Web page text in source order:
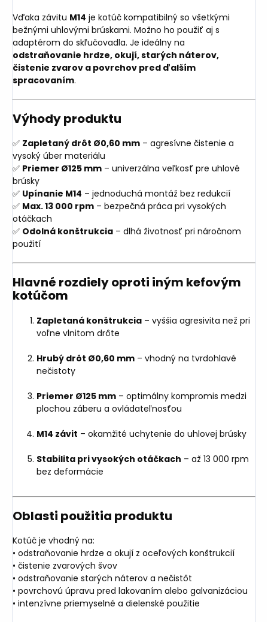
Vďaka závitu M14 je kotúč kompatibilný so všetkými
bežnými uhlovými brúskami. Možno ho použiť aj s
adaptérom do skľučovadla. Je ideálny na
odstraňovanie hrdze, okují, starých náterov,
čistenie zvarov a povrchov pred ďalším
spracovaním.
Výhody produktu
✅ Zapletaný drôt Ø0,60 mm – agresívne čistenie a
vysoký úber materiálu
✅ Priemer Ø125 mm – univerzálna veľkosť pre uhlové
brúsky
✅ Upínanie M14 – jednoduchá montáž bez redukcií
✅ Max. 13 000 rpm – bezpečná práca pri vysokých
otáčkach
✅ Odolná konštrukcia – dlhá životnosť pri náročnom
použití
Hlavné rozdiely oproti iným kefovým
kotúčom
Zapletaná konštrukcia – vyššia agresivita než pri
voľne vlnitom drôte
Hrubý drôt Ø0,60 mm – vhodný na tvrdohlavé
nečistoty
Priemer Ø125 mm – optimálny kompromis medzi
plochou záberu a ovládateľnosťou
M14 závit – okamžité uchytenie do uhlovej brúsky
Stabilita pri vysokých otáčkach – až 13 000 rpm
bez deformácie
Oblasti použitia produktu
Kotúč je vhodný na:
• odstraňovanie hrdze a okují z oceľových konštrukcií
• čistenie zvarových švov
• odstraňovanie starých náterov a nečistôt
• povrchovú úpravu pred lakovaním alebo galvanizáciou
• intenzívne priemyselné a dielenské použitie